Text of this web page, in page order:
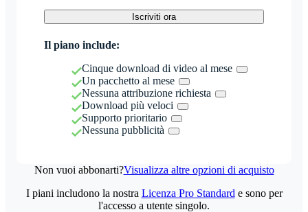
Iscriviti ora
Il piano include:
Cinque download di video al mese
Un pacchetto al mese
Nessuna attribuzione richiesta
Download più veloci
Supporto prioritario
Nessuna pubblicità
Non vuoi abbonarti?Visualizza altre opzioni di acquisto
I piani includono la nostra Licenza Pro Standard e sono per
l'accesso a utente singolo.